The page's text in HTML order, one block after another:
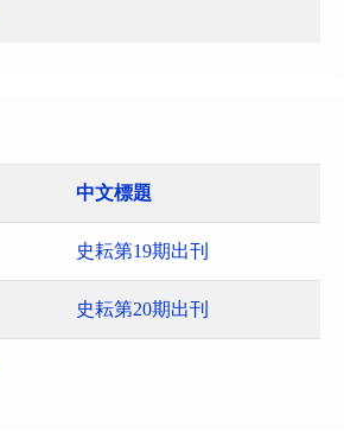
中文標題
史耘第19期出刊
史耘第20期出刊